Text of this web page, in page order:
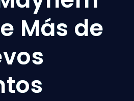
Más de